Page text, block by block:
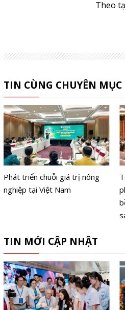
Theo
TIN CÙNG CHUYÊN MỤC
Phát triển chuỗi giá trị nông
nghiệp tại Việt Nam
TIN MỚI CẬP NHẬT